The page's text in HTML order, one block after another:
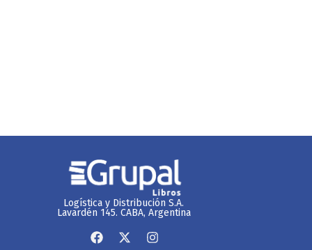
Logística y Distribución S.A.
Lavardén 145. CABA, Argentina